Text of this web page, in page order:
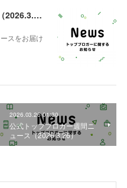
公式トップブロガー週間ニュース（2026.3.5）
スをお届け
2026.03.26 01:30
公式トップブロガー週間ニ
ュース（2026.3.26）